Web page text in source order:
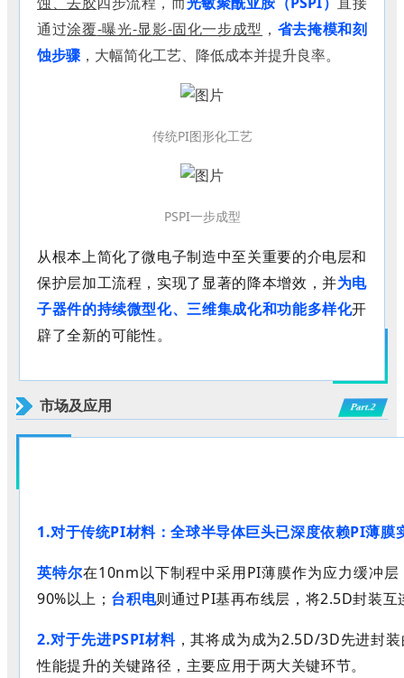
通过涂覆-曝光-显影-固化一步成型 ， 省去掩模和刻
蚀步骤，大幅简化工艺、降低成本并提升良率。
传统PI图形化工艺
PSPI一步成型
从根本上简化了微电子制造中至关重要的介电层和
保护层加工流程，实现了显著的降本增效，并为电
子器件的持续微型化、三维集成化和功能多样化开
辟了全新的可能性。
市场及应用 Part.2
1.对于传统PI材料：全球半导体巨头已深度依赖PI薄膜
英特尔在10nm以下制程中采用PI薄膜作为应力缓冲
90%以上； 台积电则通过PI基再布线层，将2.5D封装互
2.对于先进PSPI材料，其将成为成为2.5D/3D先进封
性能提升的关键路径 ， 主要应用于两大关键环节。